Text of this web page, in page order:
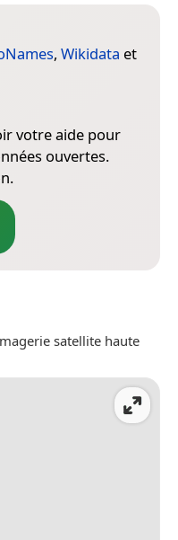
, Wikidata et
votre aide pour
ouvertes.
satellite haute